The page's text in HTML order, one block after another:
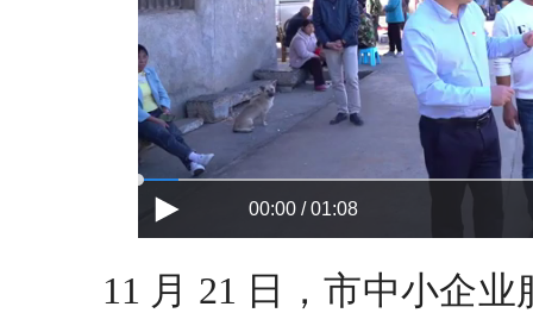
00:00 / 01:08
11 月 21 日，市中小企